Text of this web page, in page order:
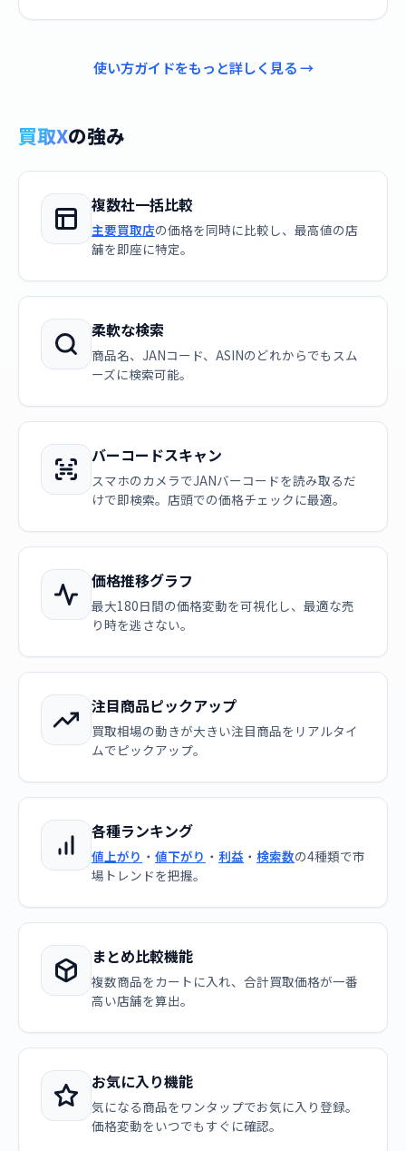
使い方ガイドをもっと詳しく見る →
買取Xの強み
複数社一括比較
主要買取店の価格を同時に比較し、最高値の店
舗を即座に特定。
柔軟な検索
商品名、JANコード、ASINのどれからでもスム
ーズに検索可能。
バーコードスキャン
スマホのカメラでJANバーコードを読み取るだ
けで即検索。店頭での価格チェックに最適。
価格推移グラフ
最大180日間の価格変動を可視化し、最適な売
り時を逃さない。
注目商品ピックアップ
買取相場の動きが大きい注目商品をリアルタイ
ムでピックアップ。
各種ランキング
値上がり ・ 値下がり ・ 利益 ・ 検索数の4種類で市
場トレンドを把握。
まとめ比較機能
複数商品をカートに入れ、合計買取価格が一番
高い店舗を算出。
お気に入り機能
気になる商品をワンタップでお気に入り登録。
価格変動をいつでもすぐに確認。